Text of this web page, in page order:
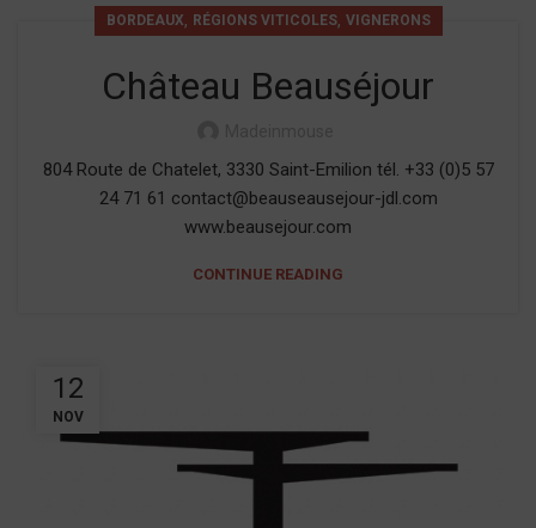
BORDEAUX, RÉGIONS VITICOLES, VIGNERONS
Château Beauséjour
804 Route de Chatelet, 3330 Saint-Emilion tél. +33 (0)5 57
24 71 61 contact@beauseausejour-jdl.com
www.beausejour.com
CONTINUE READING
12
NOV